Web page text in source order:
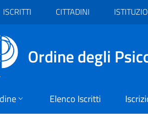
ISCRITTI CITTADINI
Ordine degli
Elenco Iscritti